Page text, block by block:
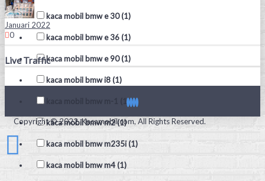
kaca mobil bmw e 30 (1)
kaca mobil bmw e 36 (1)
kaca mobil bmw e 90 (1)
kaca mobil bmw i8 (1)
kaca mobil bmw m-1 (1)
kaca mobil bmw m2 (1)
kaca mobil bmw m235i (1)
kaca mobil bmw m4 (1)
Januari 2022
0
Live Traffic
Copyright © 2022, Kacamobil.com, All Rights Reserved.